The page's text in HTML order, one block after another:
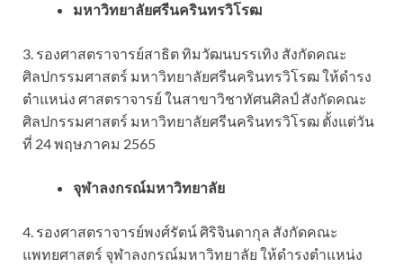
มหาวิทยาลัยศรีนครินทรวิโรฒ
3. รองศาสตราจารย์สาธิต ทิมวัฒนบรรเทิง สังกัดคณะ
ศิลปกรรมศาสตร์ มหาวิทยาลัยศรีนครินทรวิโรฒ ให้ดำรง
ตำแหน่ง ศาสตราจารย์ ในสาขาวิชาทัศนศิลป์ สังกัดคณะ
ศิลปกรรมศาสตร์ มหาวิทยาลัยศรีนครินทรวิโรฒ ตั้งแต่วัน
ที่ 24 พฤษภาคม 2565
จุฬาลงกรณ์มหาวิทยาลัย
4. รองศาสตราจารย์พงศ์รัตน์ ศิริจินดากุล สังกัดคณะ
แพทยศาสตร์ จุฬาลงกรณ์มหาวิทยาลัย ให้ดำรงตำแหน่ง